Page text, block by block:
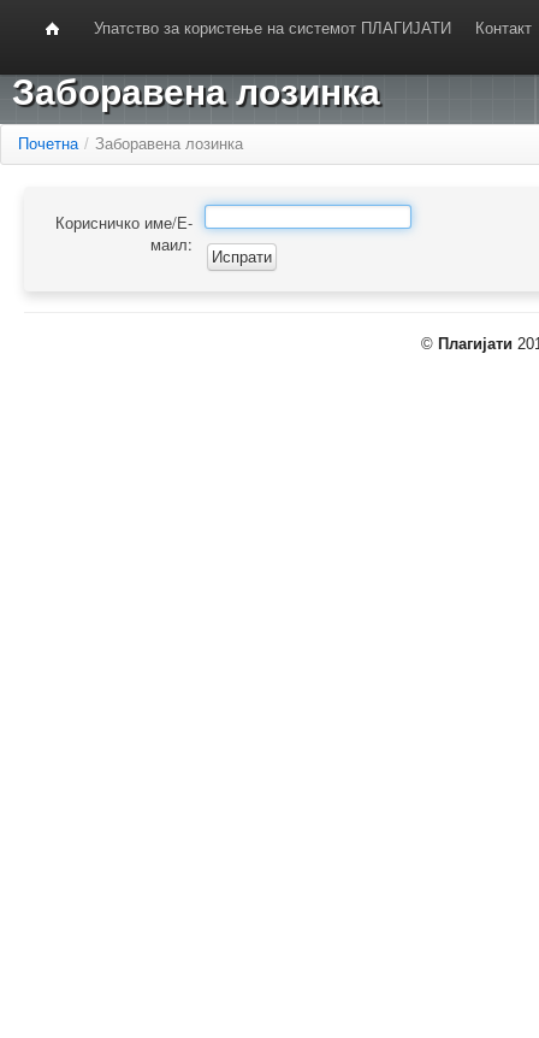
Упатство за користење на системот ПЛАГИЈАТИ Контакт
Заборавена лозинка
Почетна / Заборавена лозинка
Корисничко име/Е-
маил:
© Плагијати